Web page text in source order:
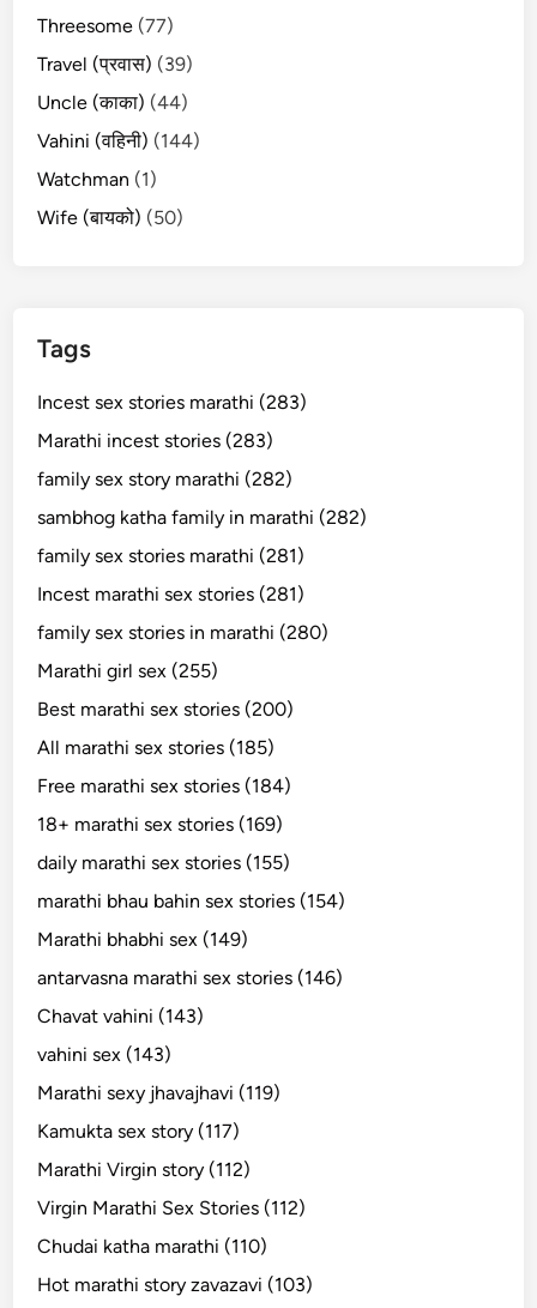
Threesome (77)
Travel (प्रवास) (39)
Uncle (काका) (44)
Vahini (वहिनी) (144)
Watchman (1)
Wife (बायको) (50)
Tags
Incest sex stories marathi (283)
Marathi incest stories (283)
family sex story marathi (282)
sambhog katha family in marathi (282)
family sex stories marathi (281)
Incest marathi sex stories (281)
family sex stories in marathi (280)
Marathi girl sex (255)
Best marathi sex stories (200)
All marathi sex stories (185)
Free marathi sex stories (184)
18+ marathi sex stories (169)
daily marathi sex stories (155)
marathi bhau bahin sex stories (154)
Marathi bhabhi sex (149)
antarvasna marathi sex stories (146)
Chavat vahini (143)
vahini sex (143)
Marathi sexy jhavajhavi (119)
Kamukta sex story (117)
Marathi Virgin story (112)
Virgin Marathi Sex Stories (112)
Chudai katha marathi (110)
Hot marathi story zavazavi (103)